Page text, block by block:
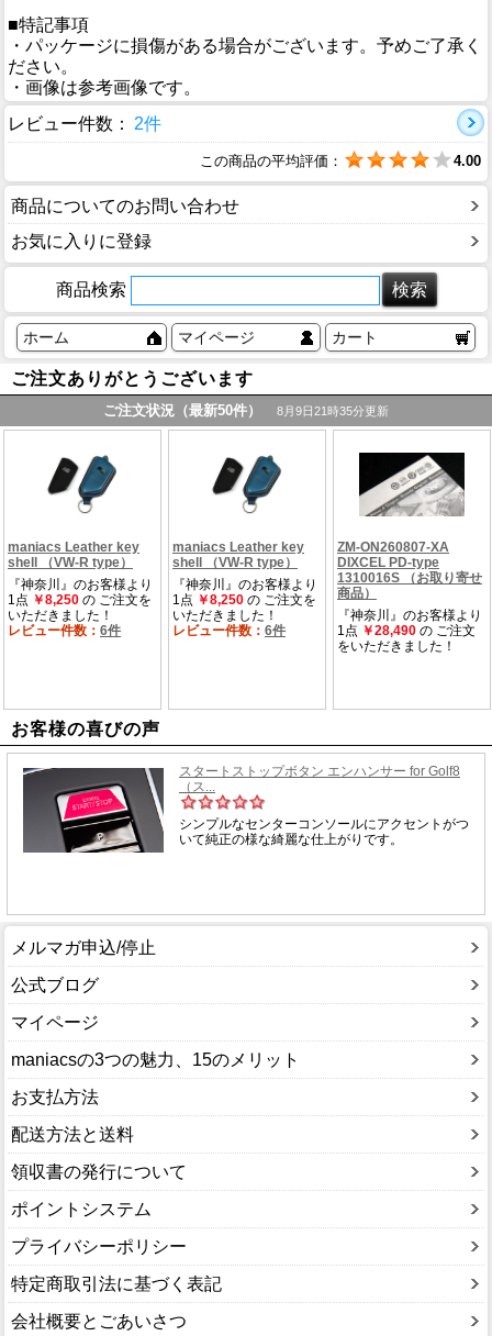
■特記事項
・パッケージに損傷がある場合がございます。予めご了承く
ださい。
・画像は参考画像です。
レビュー件数：
2件
この商品の平均評価： 4.00
商品についてのお問い合わせ
お気に入りに登録
商品検索
ホーム マイページ カート
ご注文ありがとうございます
お客様の喜びの声
メルマガ申込/停止
公式ブログ
マイページ
maniacsの3つの魅力、15のメリット
お支払方法
配送方法と送料
領収書の発行について
ポイントシステム
プライバシーポリシー
特定商取引法に基づく表記
会社概要とごあいさつ